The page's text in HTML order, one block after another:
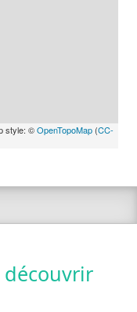
style: ©OpenTopoMap (CC-